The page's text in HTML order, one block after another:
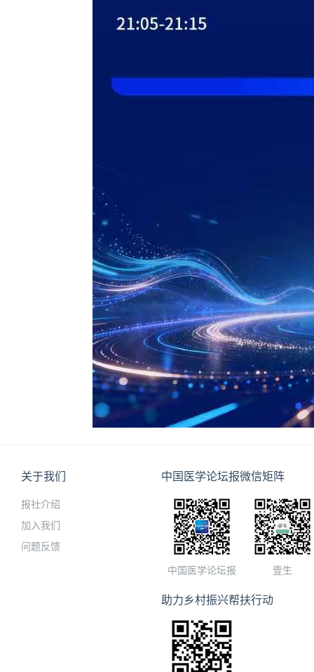
关于我们
报社介绍
加入我们
问题反馈
中国医学论坛报微信矩阵
中国医学论坛报 壹生
助力乡村振兴帮扶行动